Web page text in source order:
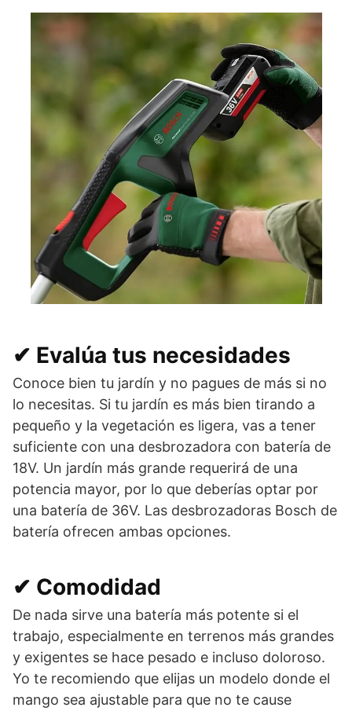
✔ Evalúa tus necesidades
Conoce bien tu jardín y no pagues de más si no
lo necesitas. Si tu jardín es más bien tirando a
pequeño y la vegetación es ligera, vas a tener
suficiente con una desbrozadora con batería de
18V. Un jardín más grande requerirá de una
potencia mayor, por lo que deberías optar por
una batería de 36V. Las desbrozadoras Bosch de
batería ofrecen ambas opciones.
✔ Comodidad
De nada sirve una batería más potente si el
trabajo, especialmente en terrenos más grandes
y exigentes se hace pesado e incluso doloroso.
Yo te recomiendo que elijas un modelo donde el
mango sea ajustable para que no te cause